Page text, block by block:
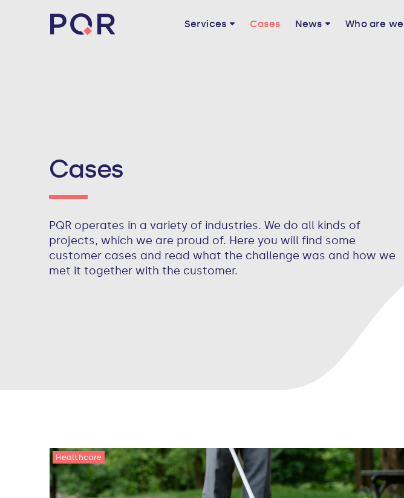
Services Cases News Who are we
Cases
PQR operates in a variety of industries. We do all kinds of
projects, which we are proud of. Here you will find some
customer cases and read what the challenge was and how we
met it together with the customer.
Healthcare